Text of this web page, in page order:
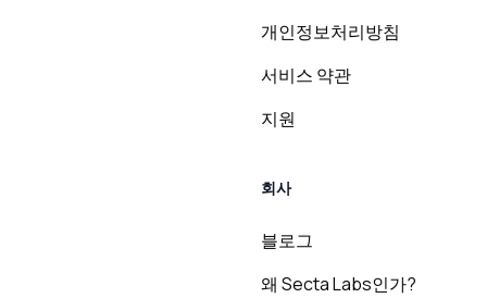
개인정보처리방침
서비스 약관
지원
회사
블로그
왜 Secta Labs인가?